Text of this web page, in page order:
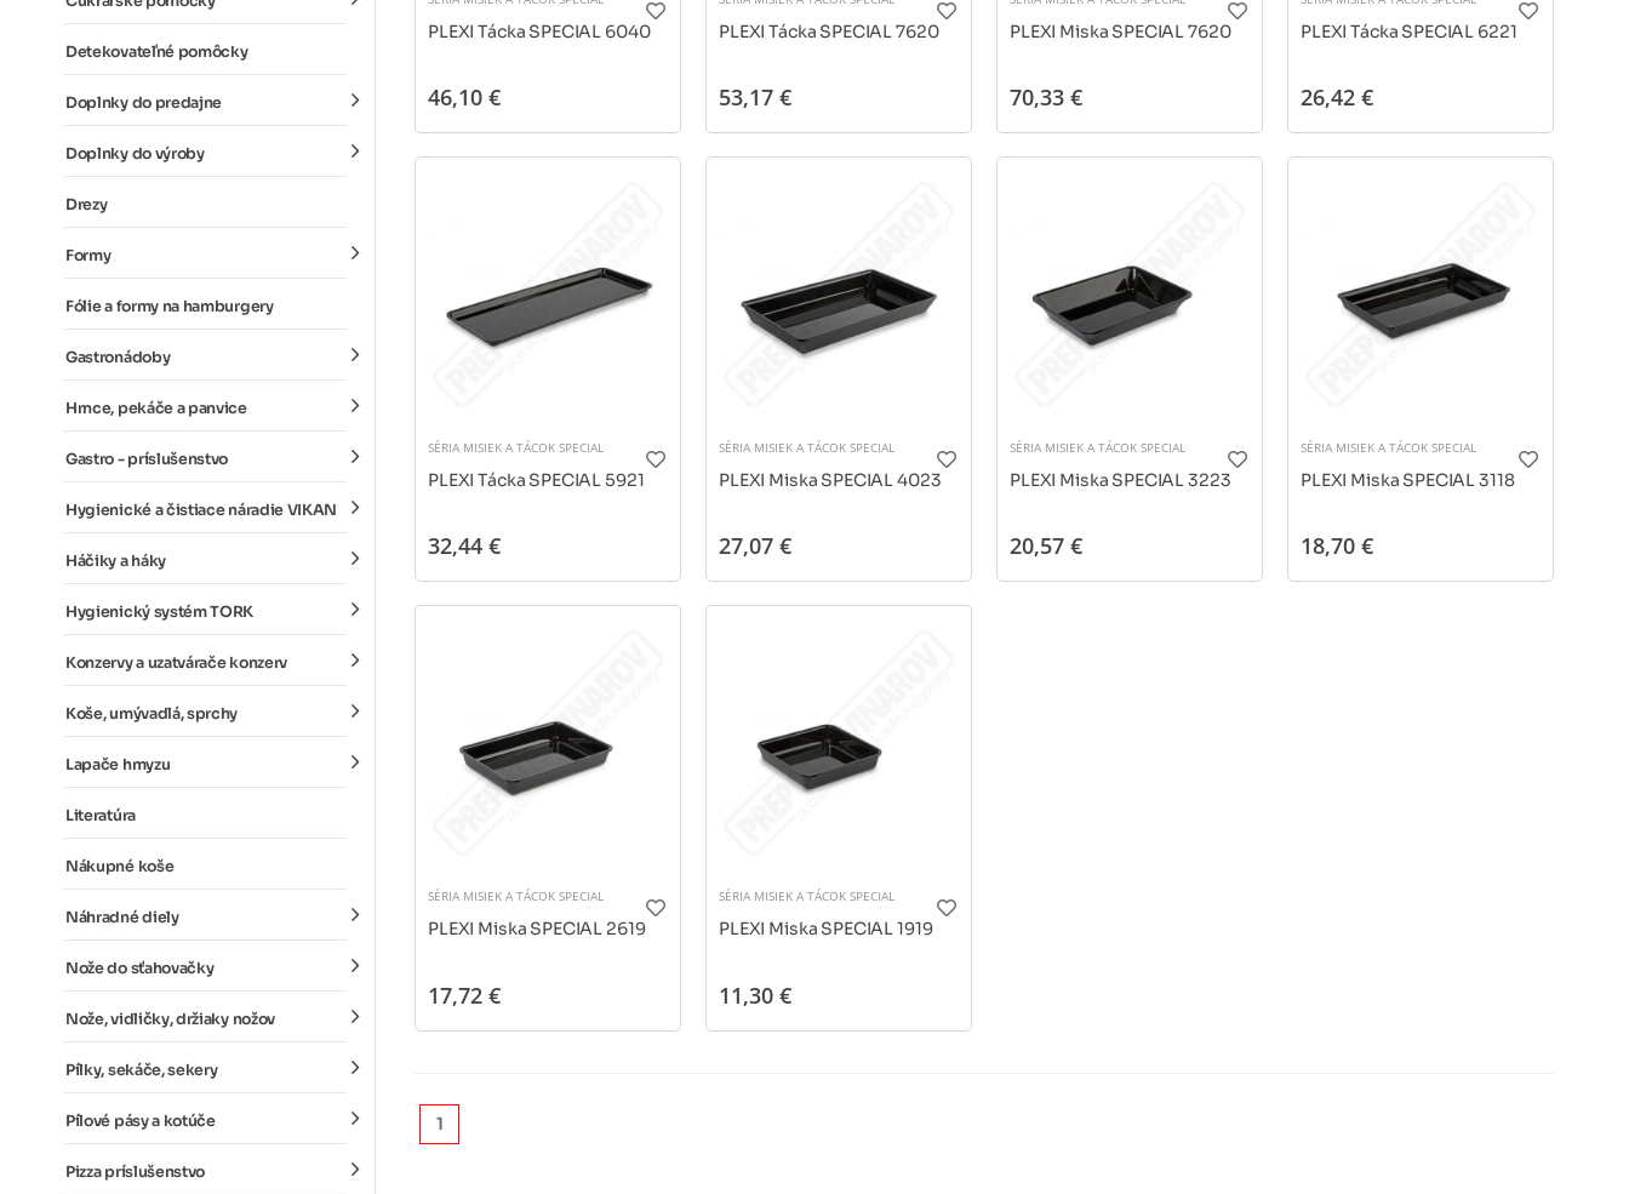
Detekovateľné pomôcky
Doplnky do predajne
Doplnky do výroby
Drezy
Formy
Fólie a formy na hamburgery
Gastronádoby
Hrnce, pekáče a panvice
Gastro - príslušenstvo
Hygienické a čistiace náradie VIKAN
Háčiky a háky
Hygienický systém TORK
Konzervy a uzatvárače konzerv
Koše, umývadlá, sprchy
Lapače hmyzu
Literatúra
Nákupné koše
Náhradné diely
Nože do sťahovačky
Nože, vidličky, držiaky nožov
Pílky, sekáče, sekery
Pílové pásy a kotúče
Pizza príslušenstvo
PLEXI Tácka SPECIAL 6040
46,10 €
PLEXI Tácka SPECIAL 7620
53,17 €
PLEXI Miska SPECIAL 7620
70,33 €
PLEXI Tácka SPECIAL 6221
26,42 €
SÉRIA MISIEK A TÁCOK SPECIAL
PLEXI Tácka SPECIAL 5921
32,44 €
SÉRIA MISIEK A TÁCOK SPECIAL
PLEXI Miska SPECIAL 4023
27,07 €
SÉRIA MISIEK A TÁCOK SPECIAL
PLEXI Miska SPECIAL 3223
20,57 €
SÉRIA MISIEK A TÁCOK SPECIAL
PLEXI Miska SPECIAL 3118
18,70 €
SÉRIA MISIEK A TÁCOK SPECIAL
PLEXI Miska SPECIAL 2619
17,72 €
SÉRIA MISIEK A TÁCOK SPECIAL
PLEXI Miska SPECIAL 1919
11,30 €
1